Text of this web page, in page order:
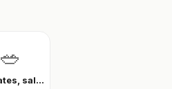
🥗
Domates, salatalık ve biber salatası